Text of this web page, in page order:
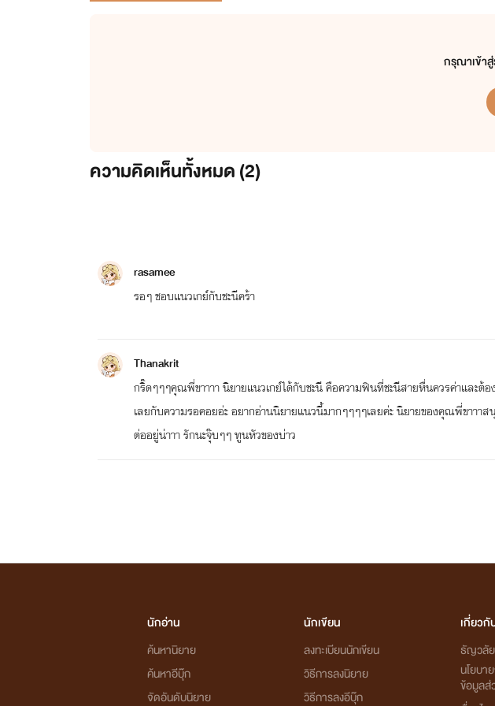
กรุณาเข้า
ความคิดเห็นทั้งหมด (2)
rasamee
รอๆ ชอบแนวเกย์กับชะนีคร้า
Thanakrit
กริ๊ดๆๆๆคุณพี่ขาาาา นิยายแนวเกย์ได้กับชะนี คือความฟินที่ชะนีสายหื่นควรค่าและต้
เลยกับความรอคอยอ่ะ อยากอ่านนิยายแนวนี้มากๆๆๆๆเลยค่ะ นิยายของคุณพี่ขาาา
ต่ออยู่น่าาา รักนะจุ๊บๆๆ ทูนหัวของบ่าว
นักอ่าน
ค้นหานิยาย
ค้นหาอีบุ๊ก
จัดอันดับนิยาย
นักเขียน
ลงทะเบียนนักเขียน
วิธีการลงนิยาย
วิธีการลงอีบุ๊ก
เกี่ยวกั
ธัญวลั
นโยบา
ข้อมูลส่